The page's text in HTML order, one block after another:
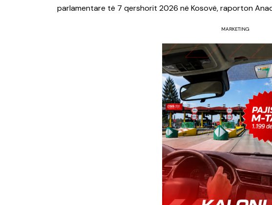
parlamentare të 7 qershorit 2026 në Kosovë, raporton
MARKETING